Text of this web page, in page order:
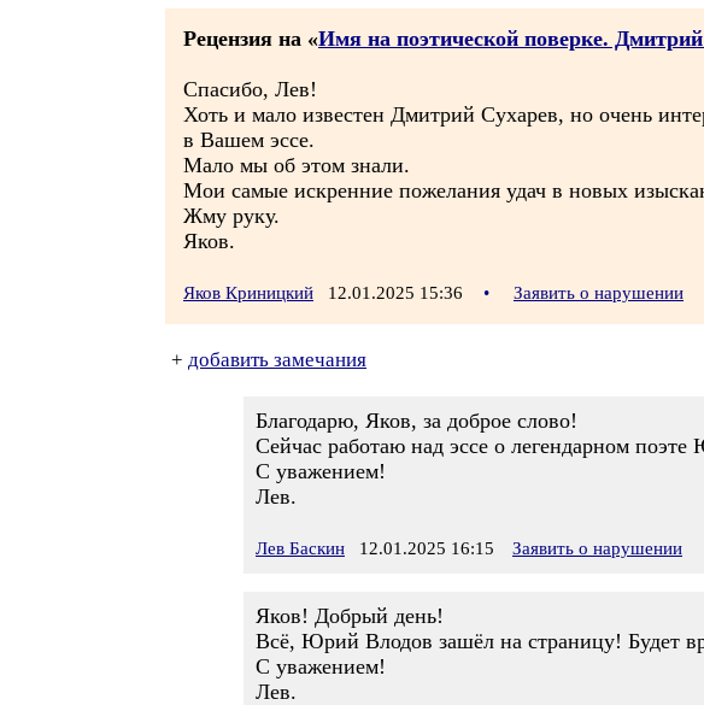
Рецензия на «Имя на поэтической поверке.
Спасибо, Лев!
Хоть и мало известен Дмитрий Сухарев, но очень
в Вашем эссе.
Мало мы об этом знали.
Мои самые искренние пожелания удач в новых
Жму руку.
Яков.
Яков Криницкий 12.01.2025 15:36 • Заявить о нарушении
+ добавить замечания
Благодарю, Яков, за доброе слово!
Сейчас работаю над эссе о легендарном
С уважением!
Лев.
Лев Баскин 12.01.2025 16:15 Заявить о нарушении
Яков! Добрый день!
Всё, Юрий Влодов зашёл на страницу! Будет
С уважением!
Лев.